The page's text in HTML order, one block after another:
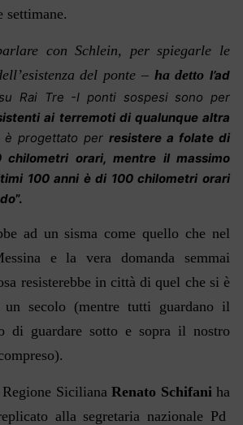
settimane.
con Schlein, per spiegarle le
del ponte – ha detto l’ad
Rai Tre -I ponti sospesi sono per
ai terremoti di qualunque altra
è progettato per resistere a folate di
orari, mentre il massimo
100 anni è di 100 chilometri orari
”.
ad un sisma come quello che nel
e la vera domanda semmai
resisterebbe in città di quel che si è
secolo (mentre tutti guardano il
di guardare sotto e sopra il nostro
SicilianaRenato Schifani ha
alla segretaria nazionale Pd